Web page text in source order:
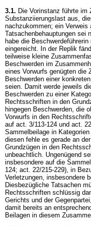
3.1. Die Vorinstanz führte im
Substanziierungslast aus,
nachzukommen; ein
Tatsachenbehauptungen sei
habe die
eingereicht. In der Replik
teilweise kleine
Beschwerden im
eines Vorwurfs genügten die
Beschwerden einer
seien. Damit werde jeweils
Beschwerden zu einer
Rechtsschriften in den
hingegen Beschwerden, die
Vorwurfs in den
auf act. 3/113-124 und act.
Sammelbeilage in
diesen fehle es gerade an
Grundzügen in den
unbeachtlich. Ungenügend
insbesondere auf die
124; act. 22/215-229), in
Verletzungen, insbesondere
Diesbezügliche Tatsachen
Rechtsschriften schlüssig
Gerichts und der
damit bereits an
Beilagen in diesem